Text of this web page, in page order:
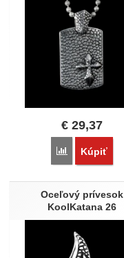
€ 29,37
Porovnať
Kúpiť
Oceľový prívesok
KoolKatana 26